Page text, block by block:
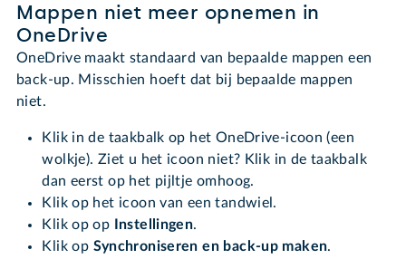
Mappen niet meer opnemen in
OneDrive
OneDrive maakt standaard van bepaalde mappen een
back-up. Misschien hoeft dat bij bepaalde mappen
niet.
Klik in de taakbalk op het OneDrive-icoon (een
wolkje). Ziet u het icoon niet? Klik in de taakbalk
dan eerst op het pijltje omhoog.
Klik op het icoon van een tandwiel.
Klik op op
Instellingen.
Klik op Synchroniseren en back-up maken.